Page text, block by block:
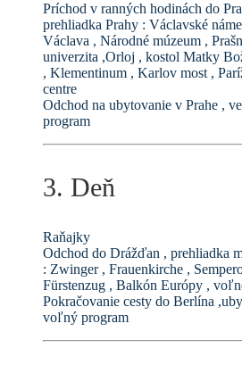
Príchod v ranných hodinách do
prehliadka Prahy : Václavské
Václava , Národné múzeum ,
univerzita ,Orloj , kostol Matky
, Klementinum , Karlov most ,
centre
Odchod na ubytovanie v Prahe ,
program
3. Deň
Raňajky
Odchod do Drážďan , prehliadka
: Zwinger , Frauenkirche ,
Fürstenzug , Balkón Európy ,
Pokračovanie cesty do Berlína
voľný program